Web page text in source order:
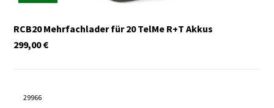
RCB20 Mehrfachlader für 20 TelMe R+T Akkus
€
299,00
29966